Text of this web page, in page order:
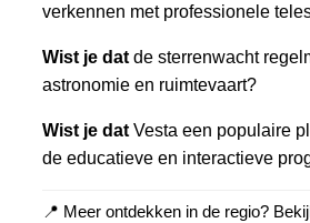
verkennen met professionele
Wist je dat de sterrenwacht
astronomie en ruimtevaart?
Wist je dat Vesta een populaire
de educatieve en interactieve
📍 Meer ontdekken in de regio?